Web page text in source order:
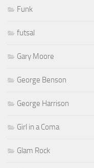
Funk
futsal
Gary Moore
George Benson
George Harrison
Girl in a Coma
Glam Rock